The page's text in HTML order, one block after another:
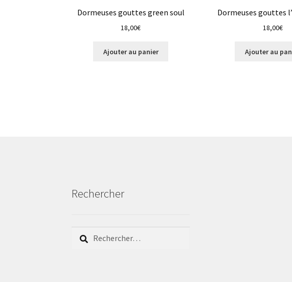
Dormeuses gouttes green soul
18,00€
Ajouter au panier
Dormeuses gouttes
18,00€
Ajouter au
Rechercher